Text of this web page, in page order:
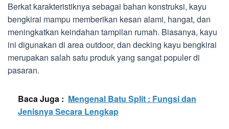
Berkat karakteristiknya sebagai bahan konstruksi, kayu
bengkirai mampu memberikan kesan alami, hangat, dan
meningkatkan keindahan tampilan rumah. Biasanya, kayu
ini digunakan di area outdoor, dan decking kayu bengkirai
merupakan salah satu produk yang sangat populer di
pasaran.
Baca Juga : Mengenal Batu Split : Fungsi dan
Jenisnya Secara Lengkap